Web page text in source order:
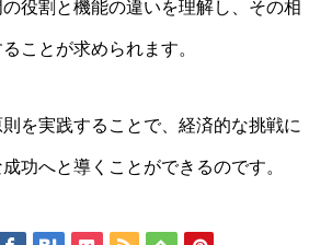
役割と機能の違いを理解し、その相
ことが求められます。
を実践することで、経済的な挑戦に
功へと導くことができるのです。